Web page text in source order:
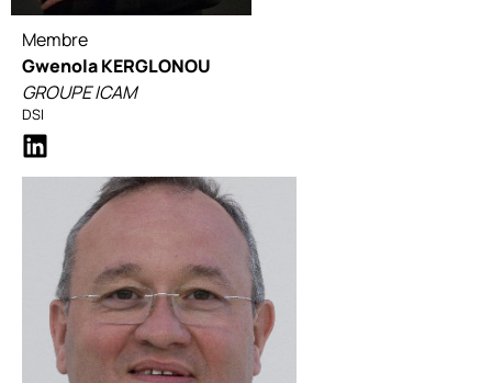
Membre
Gwenola KERGLONOU
GROUPE ICAM
DSI